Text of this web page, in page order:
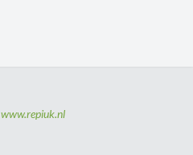
www.repiuk.nl